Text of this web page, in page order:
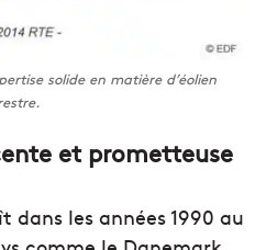
solide en matière d’éolien
et prometteuse
dans les années 1990 au